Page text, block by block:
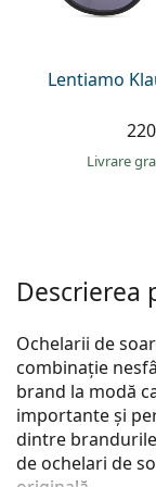
Persol
Lentiamo
Livrare
Descrierea
Ochelarii de
combinație
brand la modă
importante și
dintre
de ochelari de